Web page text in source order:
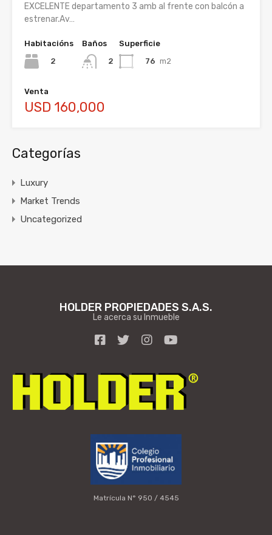
EXCELENTE departamento 3 amb al frente con balcón a
estrenar.Av…
Habitacións
2
Baños
2
Superficie
76 m2
Venta
USD 160,000
Categorías
Luxury
Market Trends
Uncategorized
HOLDER PROPIEDADES S.A.S.
Le acerca su Inmueble
Matrícula N° 950 / 4545